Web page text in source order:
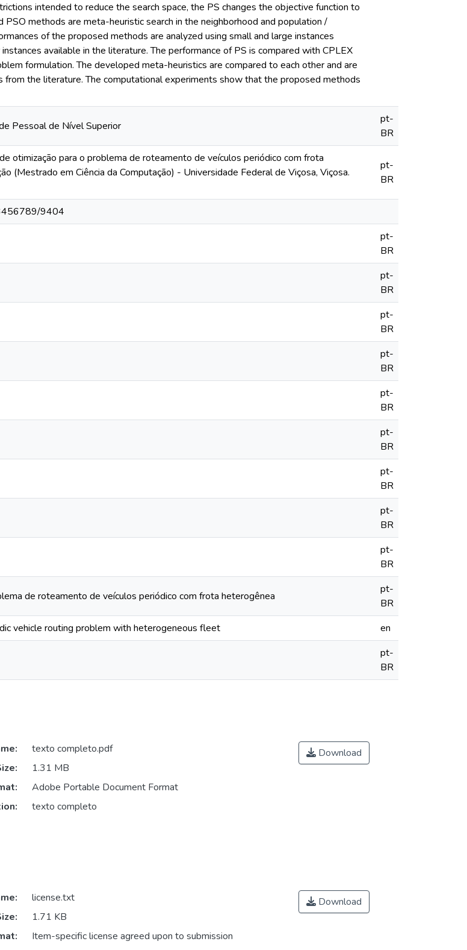
intended to reduce the search space, the PS changes the objective function to
PSO methods are meta-heuristic search in the neighborhood and population /
of the proposed methods are analyzed using small and large instances
available in the literature. The performance of PS is compared with CPLEX
formulation. The developed meta-heuristics are compared to each other and are
from the literature. The computational experiments show that the proposed methods
Pessoal de Nível Superior
pt-
BR
otimização para o problema de roteamento de veículos periódico com frota
(Mestrado em Ciência da Computação) - Universidade Federal de Viçosa, Viçosa.
pt-
BR
9404
pt-
BR
pt-
BR
pt-
BR
pt-
BR
pt-
BR
pt-
BR
pt-
BR
pt-
BR
pt-
BR
de roteamento de veículos periódico com frota heterogênea
pt-
BR
vehicle routing problem with heterogeneous fleet en
pt-
BR
texto completo.pdf
1.31 MB
Adobe Portable Document Format
texto completo
Download
license.txt
1.71 KB
Item-specific license agreed upon to submission
Download